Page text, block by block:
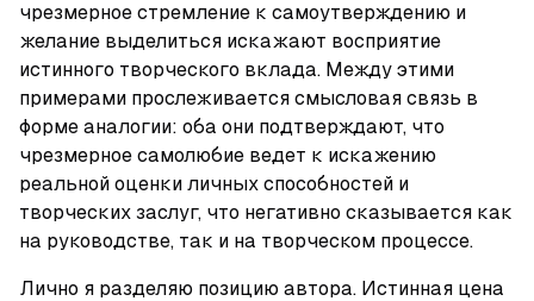
чрезмерное стремление к самоутверждению и
желание выделиться искажают восприятие
истинного творческого вклада. Между этими
примерами прослеживается смысловая связь в
форме аналогии: оба они подтверждают, что
чрезмерное самолюбие ведет к искажению
реальной оценки личных способностей и
творческих заслуг, что негативно сказывается как
на руководстве, так и на творческом процессе.
Лично я разделяю позицию автора. Истинная цена